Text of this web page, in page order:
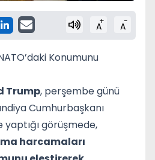
A+ A-
Konumunu
Trump, perşembe günü
Cumhurbaşkanı
yaptığı görüşmede,
harcamaları